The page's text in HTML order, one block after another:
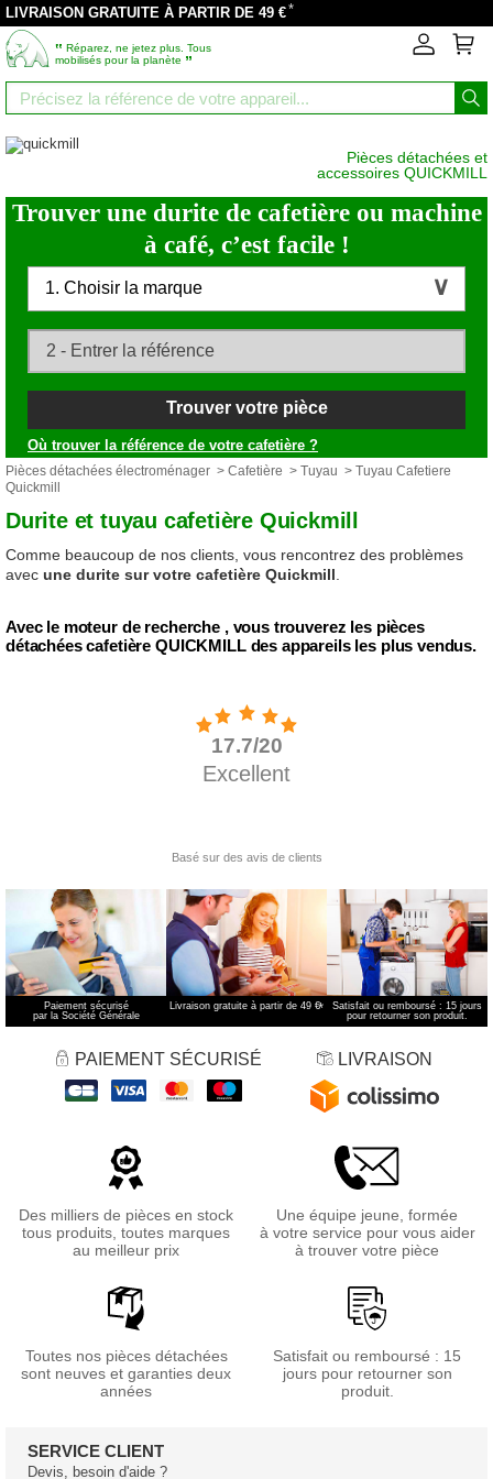
LIVRAISON GRATUITE À PARTIR DE 49 €*
‟ Réparez, ne jetez plus. Tous
mobilisés pour la planète ”
Pièces détachées et
accessoires QUICKMILL
Trouver une durite de cafetière ou machine
à café, c’est facile !
1. Choisir la marque
Trouver votre pièce
Où trouver la référence de votre cafetière ?
Pièces détachées électroménager > Cafetière > Tuyau > Tuyau Cafetiere
Quickmill
Durite et tuyau cafetière Quickmill
Comme beaucoup de nos clients, vous rencontrez des problèmes
avec une durite sur votre cafetière Quickmill
Avec le moteur de recherche , vous trouverez les pièces
détachées cafetière QUICKMILL des appareils les plus vendus.
Paiement sécurisé
par la Société Générale
Livraison gratuite à partir de 49 €*
Satisfait ou remboursé : 15 jours
pour retourner son produit.
PAIEMENT SÉCURISÉ LIVRAISON
Des milliers de pièces en stock
tous produits, toutes marques
au meilleur prix
Une équipe jeune, formée
à votre service pour vous aider
à trouver votre pièce
Toutes nos pièces détachées
sont neuves et garanties deux
années
Satisfait ou remboursé : 15
jours pour retourner son
produit.
SERVICE CLIENT
Devis, besoin d'aide ?